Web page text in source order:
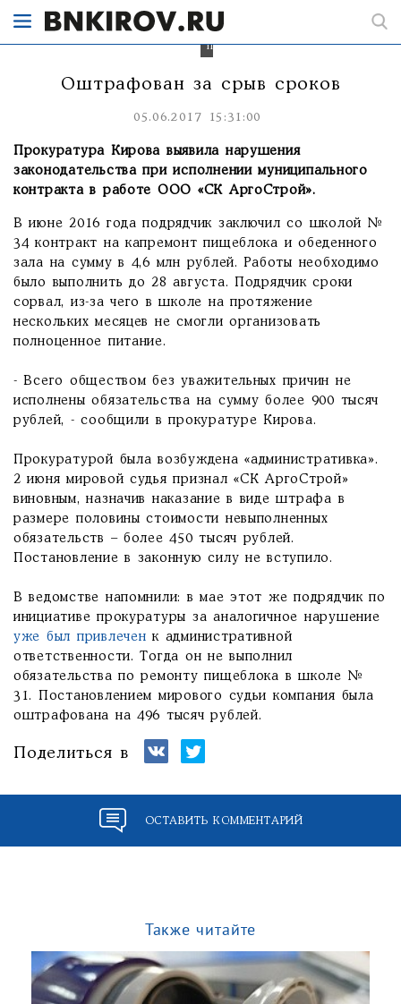
полноценного
питания.
Оштрафован за срыв сроков
05.06.2017 15:31:00
Прокуратура Кирова выявила нарушения
законодательства при исполнении муниципального
контракта в работе ООО «СК АргоСтрой».
В июне 2016 года подрядчик заключил со школой №
34 контракт на капремонт пищеблока и обеденного
зала на сумму в 4,6 млн рублей. Работы необходимо
было выполнить до 28 августа. Подрядчик сроки
сорвал, из-за чего в школе на протяжение
нескольких месяцев не смогли организовать
полноценное питание.
- Всего обществом без уважительных причин не
исполнены обязательства на сумму более 900 тысяч
рублей, - сообщили в прокуратуре Кирова.
Прокуратурой была возбуждена «административка».
2 июня мировой судья признал «СК АргоСтрой»
виновным, назначив наказание в виде штрафа в
размере половины стоимости невыполненных
обязательств – более 450 тысяч рублей.
Постановление в законную силу не вступило.
В ведомстве напомнили: в мае этот же подрядчик по
инициативе прокуратуры за аналогичное нарушение
уже был привлечен к административной
ответственности. Тогда он не выполнил
обязательства по ремонту пищеблока в школе №
31. Постановлением мирового судьи компания была
оштрафована на 496 тысяч рублей.
Поделиться в
ОСТАВИТЬ КОММЕНТАРИЙ
Также читайте